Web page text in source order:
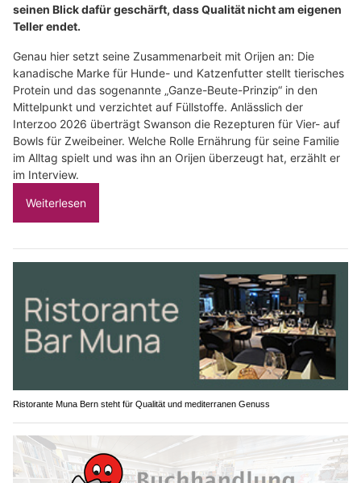
seinen Blick dafür geschärft, dass Qualität nicht am eigenen
Teller endet.
Genau hier setzt seine Zusammenarbeit mit Orijen an: Die
kanadische Marke für Hunde- und Katzenfutter stellt tierisches
Protein und das sogenannte „Ganze-Beute-Prinzip“ in den
Mittelpunkt und verzichtet auf Füllstoffe. Anlässlich der
Interzoo 2026 überträgt Swanson die Rezepturen für Vier- auf
Bowls für Zweibeiner. Welche Rolle Ernährung für seine Familie
im Alltag spielt und was ihn an Orijen überzeugt hat, erzählt er
im Interview.
Weiterlesen
Ristorante Muna Bern steht für Qualität und mediterranen Genuss